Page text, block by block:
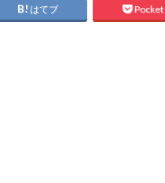
はてブ Pocket